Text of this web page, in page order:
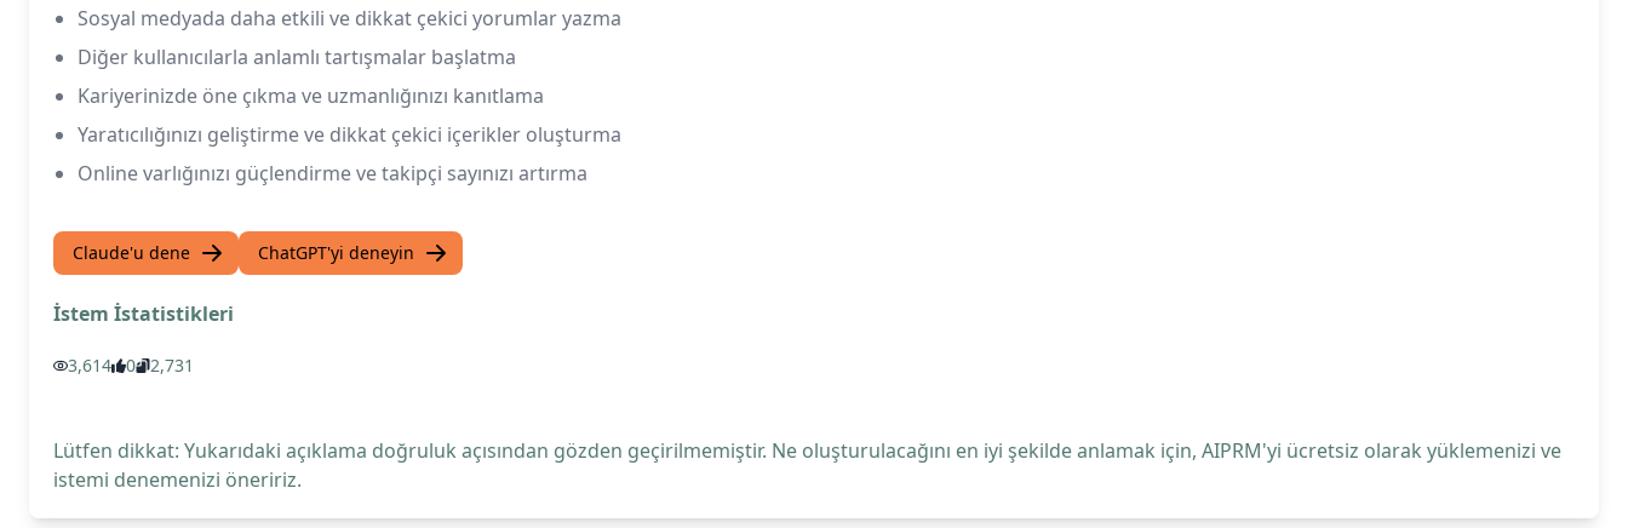
Sosyal medyada daha etkili ve dikkat çekici yorumlar yazma
Diğer kullanıcılarla anlamlı tartışmalar başlatma
Kariyerinizde öne çıkma ve uzmanlığınızı kanıtlama
Yaratıcılığınızı geliştirme ve dikkat çekici içerikler oluşturma
Online varlığınızı güçlendirme ve takipçi sayınızı artırma
Claude'u dene ChatGPT'yi deneyin
İstem İstatistikleri
3,614 0 2,731
Lütfen dikkat: Yukarıdaki açıklama doğruluk açısından gözden geçirilmemiştir. Ne oluşturulacağını en iyi şekilde anlamak için, AIPRM'yi ücretsiz olarak yüklemenizi ve
istemi denemenizi öneririz.